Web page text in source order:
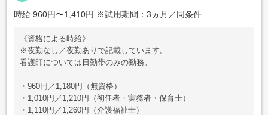
時給 960円〜1,410円 ※試用期間：3ヵ月／同条件
《資格による時給》
※夜勤なし／夜勤ありで記載しています。
看護師については日勤帯のみの勤務。
・960円／1,180円（無資格）
・1,010円／1,210円（初任者・実務者・保育士）
・1,110円／1,260円（介護福祉士）